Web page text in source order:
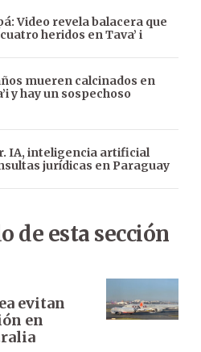
Video revela balacera que
heridos en Tava’ i
mueren calcinados en
y hay un sospechoso
IA, inteligencia artificial
jurídicas en Paraguay
de esta sección
evitan
en